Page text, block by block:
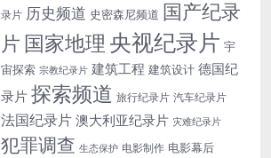
录片 历史频道 史密森尼频道 国产纪录
片 国家地理 央视纪录片 宇
宙探索 宗教纪录片 建筑工程 建筑设计 德国纪
录片 探索频道 旅行纪录片 汽车纪录片
法国纪录片 澳大利亚纪录片 灾难纪录片
犯罪调查 生态保护 电影制作 电影幕后